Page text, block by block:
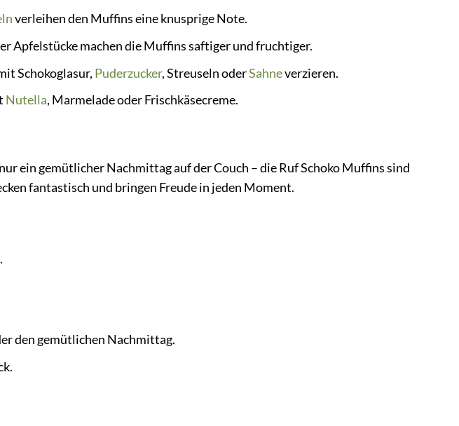
verleihen den Muffins eine knusprige Note.
Apfelstücke machen die Muffins saftiger und fruchtiger.
Schokoglasur, Puderzucker, Streuseln oderSahneverzieren.
Nutella, Marmelade oder Frischkäsecreme.
ein gemütlicher Nachmittag auf der Couch – die Ruf Schoko Muffins sind
fantastisch und bringen Freude in jeden Moment.
den gemütlichen Nachmittag.